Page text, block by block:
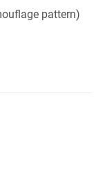
pattern)